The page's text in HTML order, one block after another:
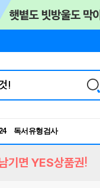
독서유형검사
RBTI Lab
기면 YES상품권!